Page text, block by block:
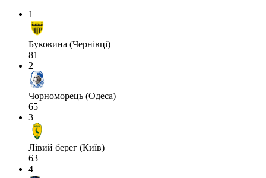
1
Буковина (Чернівці)
81
2
Чорноморець (Одеса)
65
3
Лівий берег (Київ)
63
4